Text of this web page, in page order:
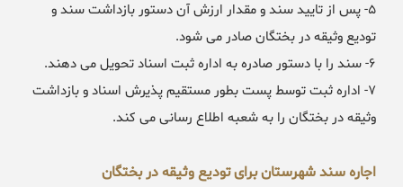
۵- پس از تایید سند و مقدار ارزش آن دستور بازداشت سند و
تودیع وثیقه در بختگان صادر می شود.
۶- سند را با دستور صادره به اداره ثبت اسناد تحویل می دهند.
۷- اداره ثبت توسط پست بطور مستقیم پذیرش اسناد و بازداشت
وثیقه در بختگان را به شعبه اطلاع رسانی می کند.
اجاره سند شهرستان برای تودیع وثیقه در بختگان